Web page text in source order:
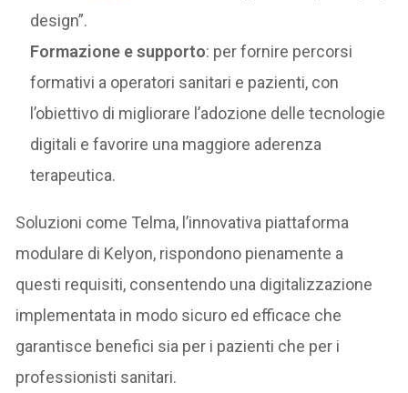
design”.
Formazione e supporto: per fornire percorsi
formativi a operatori sanitari e pazienti, con
l’obiettivo di migliorare l’adozione delle tecnologie
digitali e favorire una maggiore aderenza
terapeutica.
Soluzioni come Telma, l’innovativa piattaforma
modulare di Kelyon, rispondono pienamente a
questi requisiti, consentendo una digitalizzazione
implementata in modo sicuro ed efficace che
garantisce benefici sia per i pazienti che per i
professionisti sanitari.